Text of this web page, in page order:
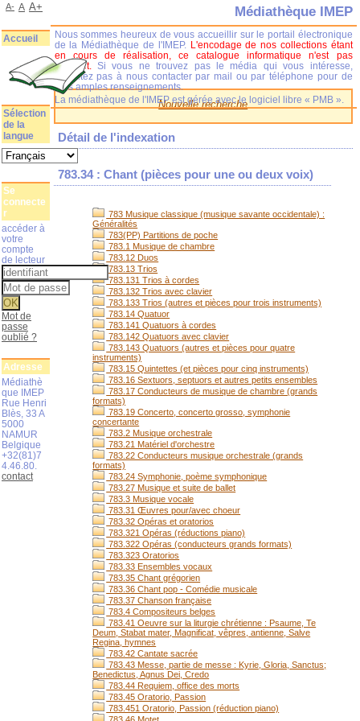
Nouvelle recherche
Détail de l'indexation
783.34 : Chant (pièces pour une ou deux voix)
783 Musique classique (musique savante occidentale) :
Généralités
783(PP) Partitions de poche
783.1 Musique de chambre
783.12 Duos
783.13 Trios
783.131 Trios à cordes
783.132 Trios avec clavier
783.133 Trios (autres et pièces pour trois instruments)
783.14 Quatuor
783.141 Quatuors à cordes
783.142 Quatuors avec clavier
783.143 Quatuors (autres et pièces pour quatre
instruments)
783.15 Quintettes (et pièces pour cinq instruments)
783.16 Sextuors, septuors et autres petits ensembles
783.17 Conducteurs de musique de chambre (grands
formats)
783.19 Concerto, concerto grosso, symphonie
concertante
783.2 Musique orchestrale
783.21 Matériel d'orchestre
783.22 Conducteurs musique orchestrale (grands
formats)
783.24 Symphonie, poème symphonique
783.27 Musique et suite de ballet
783.3 Musique vocale
783.31 Œuvres pour/avec choeur
783.32 Opéras et oratorios
783.321 Opéras (réductions piano)
783.322 Opéras (conducteurs grands formats)
783.323 Oratorios
783.33 Ensembles vocaux
783.35 Chant grégorien
783.36 Chant pop - Comédie musicale
783.37 Chanson française
783.4 Compositeurs belges
783.41 Oeuvre sur la liturgie chrétienne : Psaume, Te
Deum, Stabat mater, Magnificat, vêpres, antienne, Salve
Regina, hymnes
783.42 Cantate sacrée
783.43 Messe, partie de messe : Kyrie, Gloria, Sanctus;
Benedictus, Agnus Dei, Credo
783.44 Requiem, office des morts
783.45 Oratorio, Passion
783.451 Oratorio, Passion (réduction piano)
Médiathèque IMEP
Nous sommes heureux de vous accueillir sur le portail électronique
de la Médiathèque de l'IMEP. L'encodage de nos collections étant
en cours de réalisation, ce catalogue informatique n'est pas
complet.
Si vous ne trouvez pas le média qui vous intéresse,
n'hésitez pas à nous contacter par mail ou par téléphone pour de
plus amples renseignements.
La médiathèque de l'IMEP est gérée avec le logiciel libre « PMB ».
A- A A+
Accueil
Sélection
de la
langue
Se
connecte
r
accéder à
votre
compte
de lecteur
Mot de
passe
oublié ?
Adresse
Médiathè
que IMEP
Rue Henri
Blès, 33 A
5000
NAMUR
Belgique
+32(81)7
4.46.80.
contact